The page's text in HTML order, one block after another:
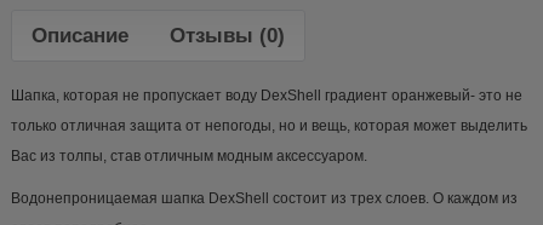
Описание Отзывы (0)
Шапка, которая не пропускает воду DexShell градиент оранжевый- это не
только отличная защита от непогоды, но и вещь, которая может выделить
Вас из толпы, став отличным модным аксессуаром.
Водонепроницаемая шапка DexShell состоит из трех слоев. О каждом из